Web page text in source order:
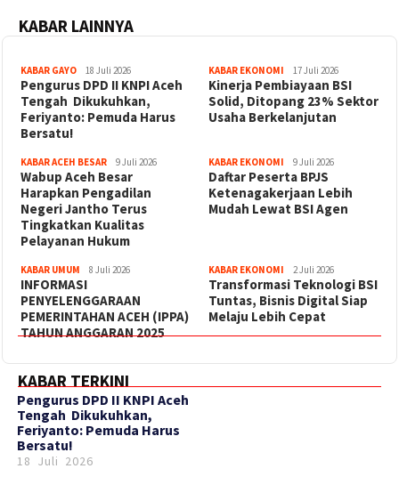
KABAR LAINNYA
KABAR GAYO 18 Juli 2026
‎Pengurus DPD II KNPI Aceh
Tengah Dikukuhkan,
Feriyanto: Pemuda Harus
Bersatu!
KABAR EKONOMI 17 Juli 2026
Kinerja Pembiayaan BSI
Solid, Ditopang 23% Sektor
Usaha Berkelanjutan
KABAR ACEH BESAR 9 Juli 2026
Wabup Aceh Besar
Harapkan Pengadilan
Negeri Jantho Terus
Tingkatkan Kualitas
Pelayanan Hukum
KABAR EKONOMI 9 Juli 2026
Daftar Peserta BPJS
Ketenagakerjaan Lebih
Mudah Lewat BSI Agen
KABAR UMUM 8 Juli 2026
INFORMASI
PENYELENGGARAAN
PEMERINTAHAN ACEH (IPPA)
TAHUN ANGGARAN 2025
KABAR EKONOMI 2 Juli 2026
Transformasi Teknologi BSI
Tuntas, Bisnis Digital Siap
Melaju Lebih Cepat
KABAR TERKINI
‎Pengurus DPD II KNPI Aceh
Tengah Dikukuhkan,
Feriyanto: Pemuda Harus
Bersatu!
18 Juli 2026